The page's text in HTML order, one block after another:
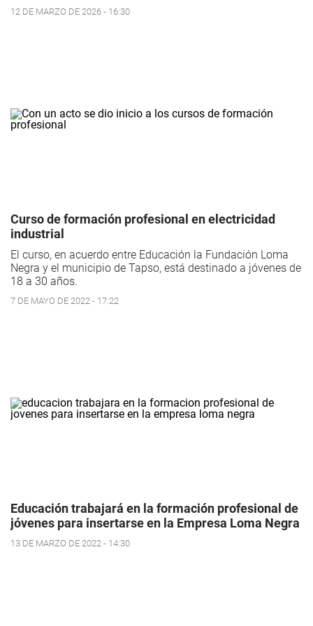
12 DE MARZO DE 2026 - 16:30
Curso de formación profesional en electricidad
industrial
El curso, en acuerdo entre Educación la Fundación Loma
Negra y el municipio de Tapso, está destinado a jóvenes de
18 a 30 años.
7 DE MAYO DE 2022 - 17:22
Educación trabajará en la formación profesional de
jóvenes para insertarse en la Empresa Loma Negra
13 DE MARZO DE 2022 - 14:30